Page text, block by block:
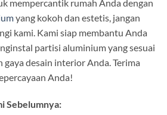
mempercantik rumah Anda dengan
yang kokoh dan estetis, jangan
kami. Kami siap membantu Anda
partisi aluminium yang sesuai
desain interior Anda. Terima
Anda!
Sebelumnya: